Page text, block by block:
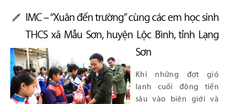
IMC – “Xuân đến trường” cùng các em học sinh
THCS xã Mẫu Sơn, huyện Lộc Bình, tỉnh Lạng
Sơn
Khi những đợt gió
lạnh cuối đông tiến
sâu vào biên giới và